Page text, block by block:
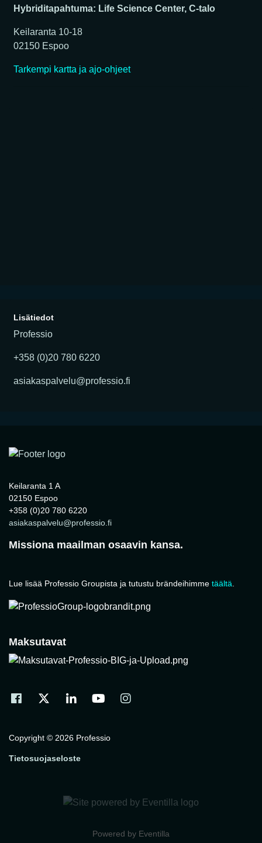
Hybriditapahtuma: Life Science Center, C-talo
Keilaranta 10-18
02150 Espoo
Tarkempi kartta ja ajo-ohjeet
Lisätiedot
Professio
+358 (0)20 780 6220
asiakaspalvelu@professio.fi
Keilaranta 1 A
02150 Espoo
+358 (0)20 780 6220
asiakaspalvelu@professio.fi
Missiona maailman osaavin kansa.
Lue lisää Professio Groupista ja tutustu brändeihimme täältä
Maksutavat
Copyright © 2026 Professio
Tietosuojaseloste
Powered by Eventilla